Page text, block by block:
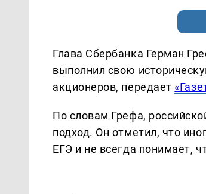
Глава Сбербанка Герман
выполнил свою
акционеров, передает
По словам Грефа,
подход. Он отметил, что
ЕГЭ и не всегда понимает,